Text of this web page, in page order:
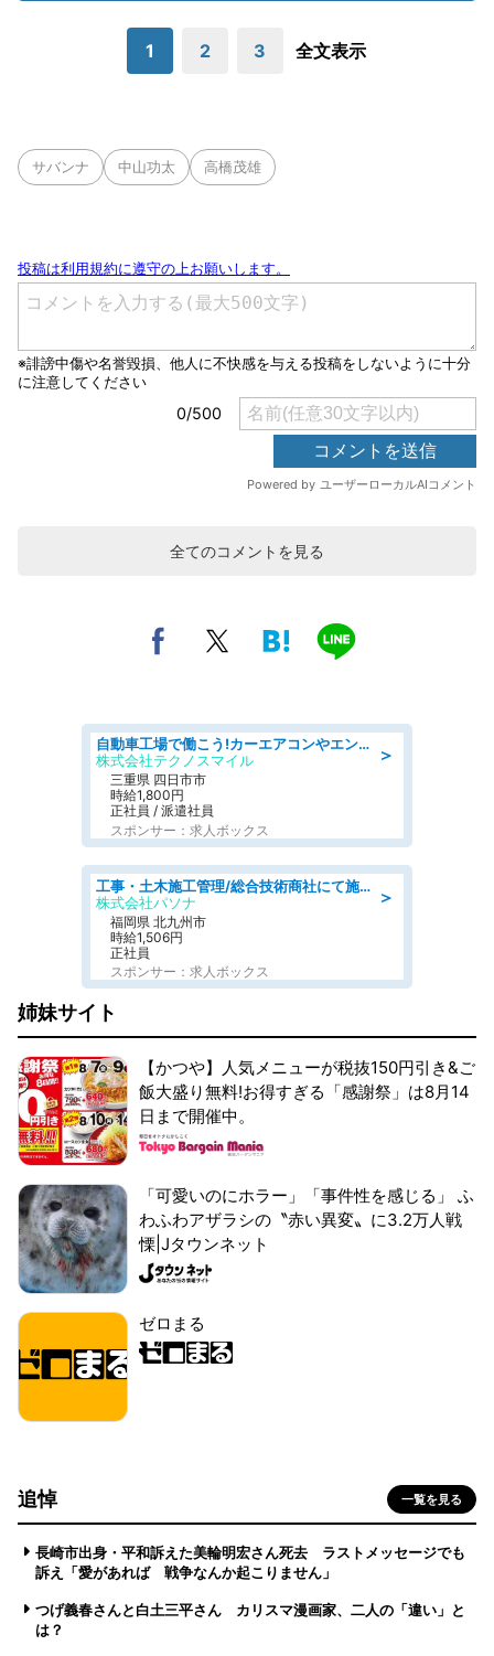
1 2 3 全文表示
サバンナ 中山功太 高橋茂雄
全てのコメントを見る
＞
自動車工場で働こう!カーエアコンやエンジンの製造・加工業務/寮完備 denso aichi
株式会社テクノスマイル
三重県 四日市市
時給1,800円
正社員 / 派遣社員
スポンサー：求人ボックス
＞
工事・土木施工管理/総合技術商社にて施工管理のお仕事/即日勤務可/車通勤可/工事・土木施工管理/生産・品質管理
株式会社パソナ
福岡県 北九州市
時給1,506円
正社員
スポンサー：求人ボックス
姉妹サイト
【かつや】人気メニューが税抜150円引き&ご
飯大盛り無料!お得すぎる「感謝祭」は8月14
日まで開催中。
「可愛いのにホラー」「事件性を感じる」 ふ
わふわアザラシの〝赤い異変〟に3.2万人戦
慄|Jタウンネット
ゼロまる
追悼 一覧を見る
長崎市出身・平和訴えた美輪明宏さん死去 ラストメッセージでも
訴え「愛があれば 戦争なんか起こりません」
つげ義春さんと白土三平さん カリスマ漫画家、二人の「違い」と
は？